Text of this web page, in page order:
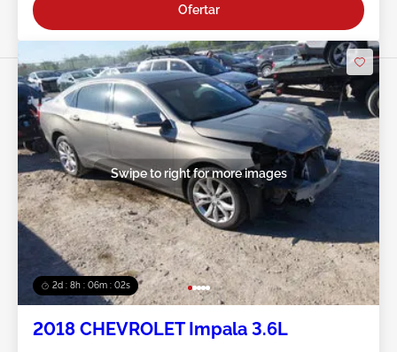
Ofertar
2d : 8h : 05m : 59s
Swipe to right for more images
2018 CHEVROLET Impala 3.6L